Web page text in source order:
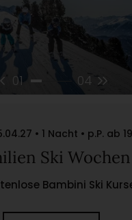
01 04
• 1 Nacht • p.P. ab
Ski Wochen
Bambini Ski